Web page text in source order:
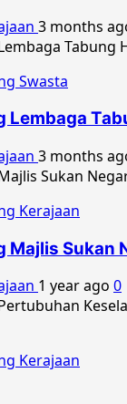
3 months
Swasta
Lembaga
3 months
Kerajaan
Majlis Sukan
1 year ago 0
Kerajaan